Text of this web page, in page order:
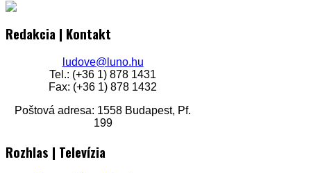
Redakcia | Kontakt
ludove@luno.hu
Tel.: (+36 1) 878 1431
Fax: (+36 1) 878 1432
Poštová adresa: 1558 Budapest, Pf.
199
Rozhlas | Televízia